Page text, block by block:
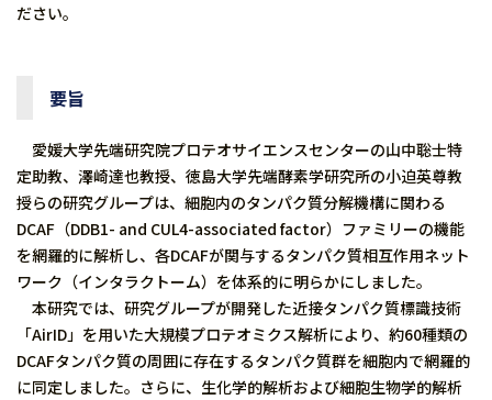
ださい。
要旨
愛媛大学先端研究院プロテオサイエンスセンターの山中聡士特
定助教、澤崎達也教授、徳島大学先端酵素学研究所の小迫英尊教
授らの研究グループは、細胞内のタンパク質分解機構に関わる
DCAF（DDB1- and CUL4-associated factor）ファミリーの機能
を網羅的に解析し、各DCAFが関与するタンパク質相互作用ネット
ワーク（インタラクトーム）を体系的に明らかにしました。
本研究では、研究グループが開発した近接タンパク質標識技術
「AirID」を用いた大規模プロテオミクス解析により、約60種類の
DCAFタンパク質の周囲に存在するタンパク質群を細胞内で網羅的
に同定しました。さらに、生化学的解析および細胞生物学的解析